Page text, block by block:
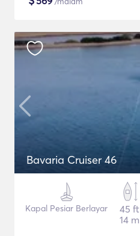
Bavaria Cruiser 46
Kapal Pesiar Berlayar
45 ft
14 m